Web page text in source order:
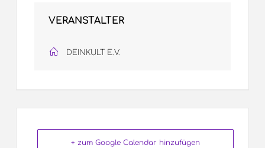
VERANSTALTER
DEINKULT E.V.
+ zum Google Calendar hinzufügen